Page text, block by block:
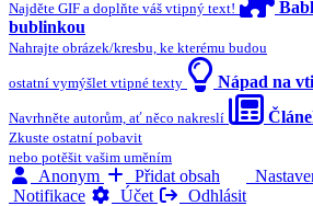
Najděte GIF a doplňte váš vtipný text!
bublinkou
Nahrajte obrázek/kresbu, ke kterému budou
ostatní vymýšlet vtipné texty Nápad na
Navrhněte autorům, ať něco nakreslí
Zkuste ostatní pobavit
nebo potěšit vašim uměním
Anonym Přidat obsah
Notifikace
Účet Odhlásit